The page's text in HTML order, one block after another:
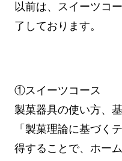
以前は、スイーツコ
了しております。
①スイーツコース
製菓器具の使い方、
「製菓理論に基づく
得することで、ホー